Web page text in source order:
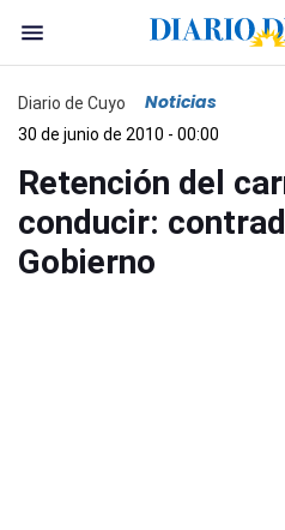
Diario de Cuyo Noticias
30 de junio de 2010 - 00:00
Retención del
conducir:
Gobierno